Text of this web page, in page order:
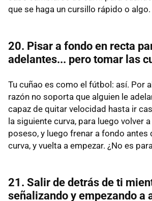
que se haga un cursillo rápido o algo.
20. Pisar a fondo en recta
adelantes... pero tomar las
Tu cuñao es como el fútbol: así. Por
razón no soporta que alguien le
capaz de quitar velocidad hasta ir
la siguiente curva, para luego volver
poseso, y luego frenar a fondo antes
curva, y vuelta a empezar. ¿No es
21. Salir de detrás de ti
señalizando y empezando a